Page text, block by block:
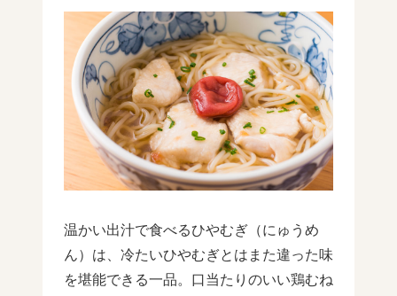
温かい出汁で食べるひやむぎ（にゅうめ
ん）は、冷たいひやむぎとはまた違った味
を堪能できる一品。口当たりのいい鶏むね